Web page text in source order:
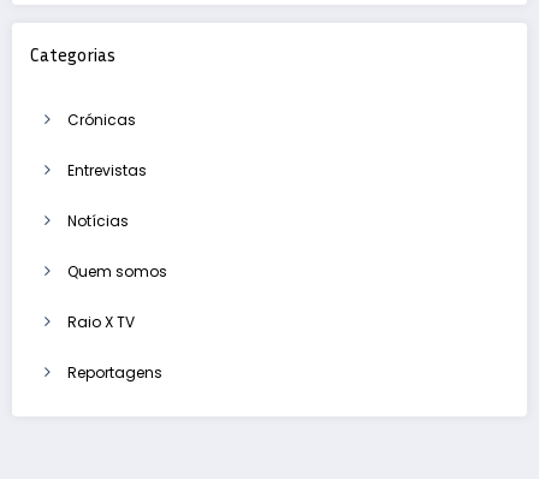
Categorias
Crónicas
Entrevistas
Notícias
Quem somos
Raio X TV
Reportagens